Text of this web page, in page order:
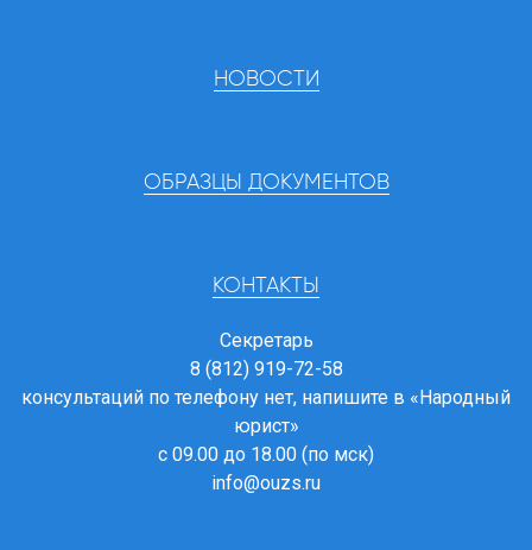
НОВОСТИ
ОБРАЗЦЫ ДОКУМЕНТОВ
КОНТАКТЫ
Секретарь
8 (812) 919-72-58
консультаций по телефону нет, напишите в «Народный
юрист»
с 09.00 до 18.00 (по мск)
info@ouzs.ru